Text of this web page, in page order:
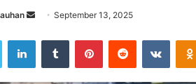
Send
email
September 13, 2025
Twitter LinkedInTumblr PinterestReddit